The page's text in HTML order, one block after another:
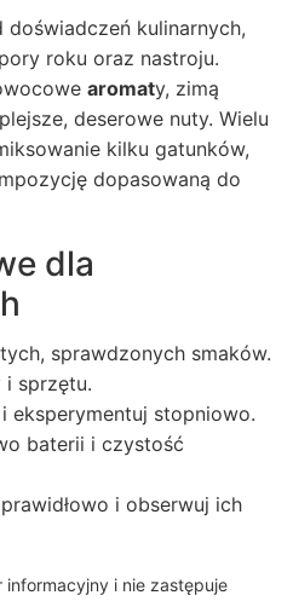
kulinarnych,
roku oraz nastroju.
aromaty, zimą
deserowe nuty. Wielu
kilku gatunków,
dopasowaną do
dla
sprawdzonych smaków.
i sprzętu.
eksperymentuj stopniowo.
baterii i czystość
i obserwuj ich
i nie zastępuje